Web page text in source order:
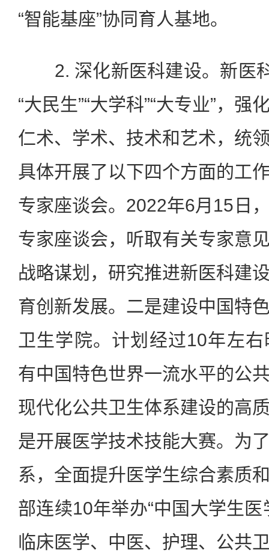
“智能基座”协同育人基地。
2. 深化新医科建设。新医科
“大民生”“大学科”“大专业”，
仁术、学术、技术和艺术，统
具体开展了以下四个方面的工
专家座谈会。2022年6月15日
专家座谈会，听取有关专家意
战略谋划，研究推进新医科建
育创新发展。二是建设中国特
卫生学院。计划经过10年左
有中国特色世界一流水平的公
现代化公共卫生体系建设的高
是开展医学技术技能大赛。为
系，全面提升医学生综合素质
部连续10年举办“中国大学生
临床医学、中医、护理、公共